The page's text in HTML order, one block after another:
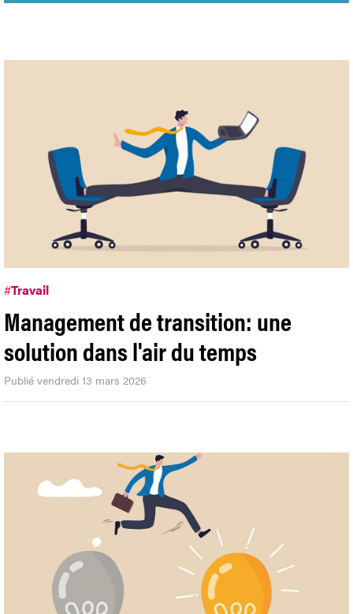
#Travail
Management de transition: une
solution dans l'air du temps
Publié vendredi 13 mars 2026